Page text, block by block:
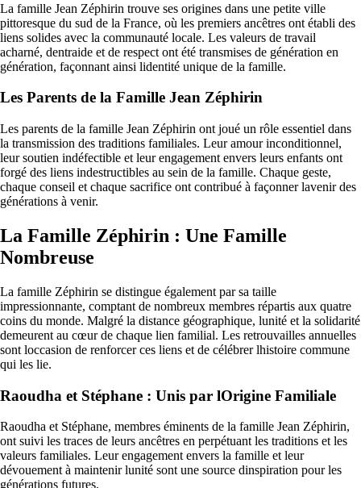
La famille Jean Zéphirin trouve ses origines dans une petite ville
pittoresque du sud de la France, où les premiers ancêtres ont établi des
liens solides avec la communauté locale. Les valeurs de travail
acharné, dentraide et de respect ont été transmises de génération en
génération, façonnant ainsi lidentité unique de la famille.
Les Parents de la Famille Jean Zéphirin
Les parents de la famille Jean Zéphirin ont joué un rôle essentiel dans
la transmission des traditions familiales. Leur amour inconditionnel,
leur soutien indéfectible et leur engagement envers leurs enfants ont
forgé des liens indestructibles au sein de la famille. Chaque geste,
chaque conseil et chaque sacrifice ont contribué à façonner lavenir des
générations à venir.
La Famille Zéphirin : Une Famille
Nombreuse
La famille Zéphirin se distingue également par sa taille
impressionnante, comptant de nombreux membres répartis aux quatre
coins du monde. Malgré la distance géographique, lunité et la solidarité
demeurent au cœur de chaque lien familial. Les retrouvailles annuelles
sont loccasion de renforcer ces liens et de célébrer lhistoire commune
qui les lie.
Raoudha et Stéphane : Unis par lOrigine Familiale
Raoudha et Stéphane, membres éminents de la famille Jean Zéphirin,
ont suivi les traces de leurs ancêtres en perpétuant les traditions et les
valeurs familiales. Leur engagement envers la famille et leur
dévouement à maintenir lunité sont une source dinspiration pour les
générations futures.